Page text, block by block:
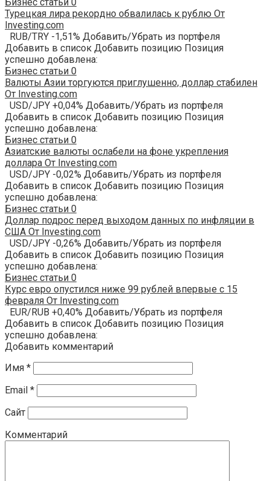
Турецкая лира рекордно обвалилась к рублю От
Investing.com
RUB/TRY -1,51% Добавить/Убрать из портфеля
Добавить в список Добавить позицию Позиция
успешно добавлена:
Бизнес статьи 0
Валюты Азии торгуются приглушенно, доллар стабилен
От Investing.com
USD/JPY +0,04% Добавить/Убрать из портфеля
Добавить в список Добавить позицию Позиция
успешно добавлена:
Бизнес статьи 0
Азиатские валюты ослабели на фоне укрепления
доллара От Investing.com
USD/JPY -0,02% Добавить/Убрать из портфеля
Добавить в список Добавить позицию Позиция
успешно добавлена:
Бизнес статьи 0
Доллар подрос перед выходом данных по инфляции в
США От Investing.com
USD/JPY -0,26% Добавить/Убрать из портфеля
Добавить в список Добавить позицию Позиция
успешно добавлена:
Бизнес статьи 0
Курс евро опустился ниже 99 рублей впервые с 15
февраля От Investing.com
EUR/RUB +0,40% Добавить/Убрать из портфеля
Добавить в список Добавить позицию Позиция
успешно добавлена:
Добавить комментарий
Имя *
Email *
Сайт
Комментарий